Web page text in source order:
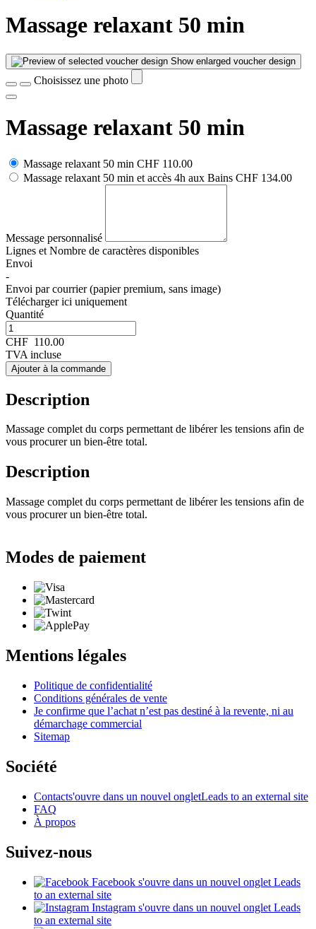
Massage relaxant 50 min
Show enlarged voucher design
Choisissez une photo
Massage relaxant 50 min
Massage relaxant 50 min CHF 110.00
Massage relaxant 50 min et accès 4h aux Bains CHF 134.00
Message personnalisé
Lignes et Nombre de caractères disponibles
Envoi
-
Envoi par courrier (papier premium, sans image)
Télécharger ici uniquement
Quantité
CHF 110.00
TVA incluse
Ajouter à la commande
Description
Massage complet du corps permettant de libérer les tensions afin de
vous procurer un bien-être total.
Description
Massage complet du corps permettant de libérer les tensions afin de
vous procurer un bien-être total.
Modes de paiement
Mentions légales
Politique de confidentialité
Conditions générales de vente
Je confirme que l’achat n’est pas destiné à la revente, ni au
démarchage commercial
Sitemap
Société
Contacts'ouvre dans un nouvel ongletLeads to an external site
FAQ
À propos
Suivez-nous
Facebook s'ouvre dans un nouvel onglet Leads
to an external site
Instagram s'ouvre dans un nouvel onglet Leads
to an external site